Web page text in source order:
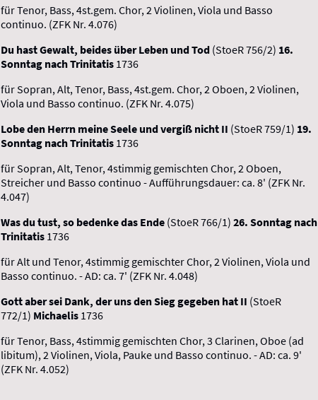
für Tenor, Bass, 4st.gem. Chor, 2 Violinen, Viola und Basso
continuo. (ZFK Nr. 4.076)
Du hast Gewalt, beides über Leben und Tod (StoeR 756/2) 16.
Sonntag nach Trinitatis 1736
für Sopran, Alt, Tenor, Bass, 4st.gem. Chor, 2 Oboen, 2 Violinen,
Viola und Basso continuo. (ZFK Nr. 4.075)
Lobe den Herrn meine Seele und vergiß nicht II (StoeR 759/1) 19.
Sonntag nach Trinitatis 1736
für Sopran, Alt, Tenor, 4stimmig gemischten Chor, 2 Oboen,
Streicher und Basso continuo - Aufführungsdauer: ca. 8' (ZFK Nr.
4.047)
Was du tust, so bedenke das Ende (StoeR 766/1) 26. Sonntag nach
Trinitatis 1736
für Alt und Tenor, 4stimmig gemischter Chor, 2 Violinen, Viola und
Basso continuo. - AD: ca. 7' (ZFK Nr. 4.048)
Gott aber sei Dank, der uns den Sieg gegeben hat II (StoeR
772/1) Michaelis 1736
für Tenor, Bass, 4stimmig gemischten Chor, 3 Clarinen, Oboe (ad
libitum), 2 Violinen, Viola, Pauke und Basso continuo. - AD: ca. 9'
(ZFK Nr. 4.052)